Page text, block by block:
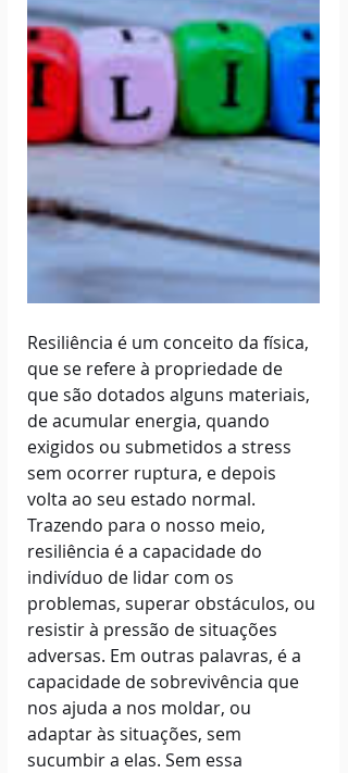
Resiliência é um conceito da física,
que se refere à propriedade de
que são dotados alguns materiais,
de acumular energia, quando
exigidos ou submetidos a stress
sem ocorrer ruptura, e depois
volta ao seu estado normal.
Trazendo para o nosso meio,
resiliência é a capacidade do
indivíduo de lidar com os
problemas, superar obstáculos, ou
resistir à pressão de situações
adversas. Em outras palavras, é a
capacidade de sobrevivência que
nos ajuda a nos moldar, ou
adaptar às situações, sem
sucumbir a elas. Sem essa